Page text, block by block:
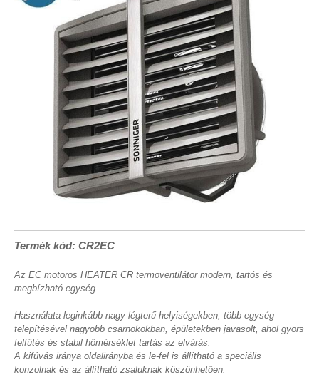
Termék kód: CR2EC
Az EC motoros HEATER CR termoventilátor modern, tartós és
megbízható egység.
Használata leginkább nagy légterű helyiségekben, több egység
telepítésével nagyobb csarnokokban, épületekben javasolt, ahol gyors
felfűtés és stabil hőmérséklet tartás az elvárás.
A kifúvás iránya oldalirányba és le-fel is állítható a speciális
konzolnak és az állítható zsaluknak köszönhetően.